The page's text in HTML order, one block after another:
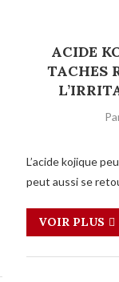
ACIDE
TACHES
L’acide kojique
peut aussi se
VOIR PLUS